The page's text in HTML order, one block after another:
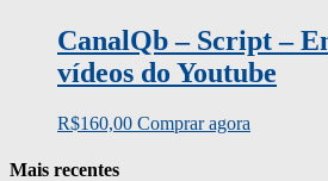
CanalQb – Script –
vídeos do Youtube
R$160,00 Comprar agora
Mais recentes